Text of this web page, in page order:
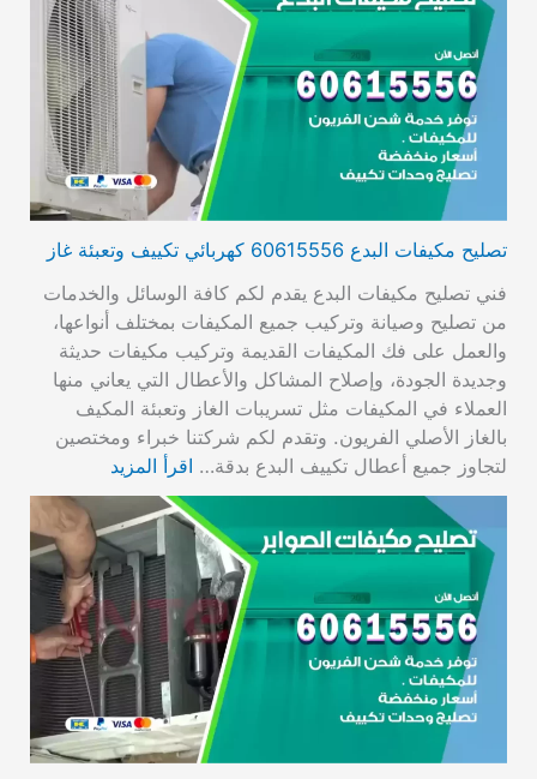
تصليح مكيفات البدع 60615556 كهربائي تكييف وتعبئة غاز
فني تصليح مكيفات البدع يقدم لكم كافة الوسائل والخدمات
من تصليح وصيانة وتركيب جميع المكيفات بمختلف أنواعها،
والعمل على فك المكيفات القديمة وتركيب مكيفات حديثة
وجديدة الجودة، وإصلاح المشاكل والأعطال التي يعاني منها
العملاء في المكيفات مثل تسريبات الغاز وتعبئة المكيف
بالغاز الأصلي الفريون. وتقدم لكم شركتنا خبراء ومختصين
لتجاوز جميع أعطال تكييف البدع بدقة… اقرأ المزيد